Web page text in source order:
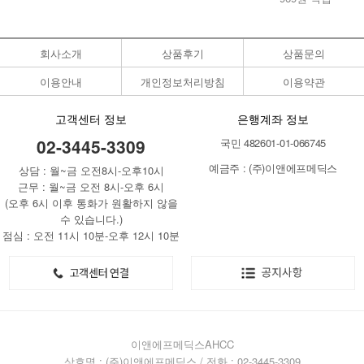
회사소개 상품후기
상품문의
이용안내
개인정보처리방침 이용약관
고객센터 정보
02-3445-3309
상담 : 월~금 오전8시-오후10시
근무 : 월~금 오전 8시-오후 6시
(오후 6시 이후 통화가 원활하지 않을
수 있습니다.)
점심 : 오전 11시 10분-오후 12시 10분
은행계좌 정보
국민 482601-01-066745
예금주 : (주)이앤에프메딕스
이앤에프메딕스AHCC